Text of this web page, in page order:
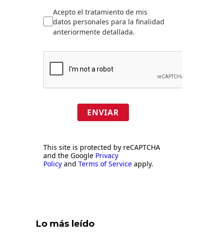
Acepto el tratamiento de mis
datos personales para la finalidad
anteriormente detallada.
ENVIAR
This site is protected by reCAPTCHA
and the Google Privacy
Policy and Terms of Service apply.
Lo más leído